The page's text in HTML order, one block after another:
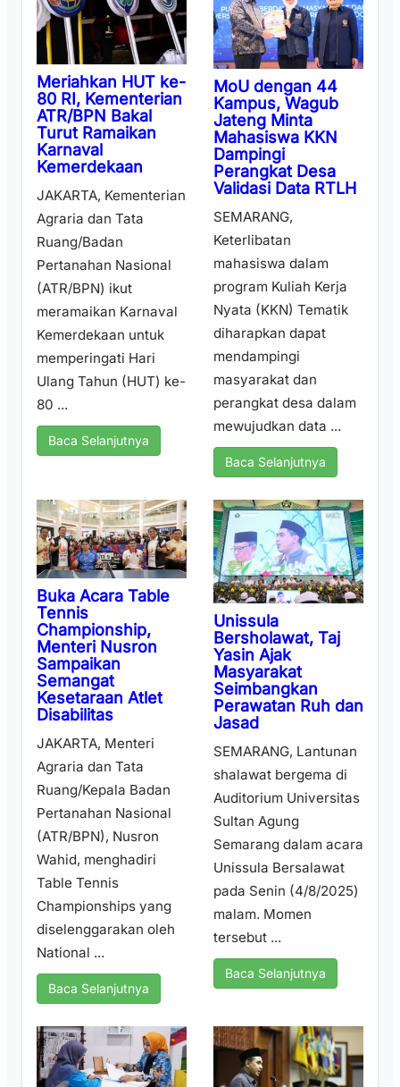
Meriahkan HUT ke-
80 RI, Kementerian
ATR/BPN Bakal
Turut Ramaikan
Karnaval
Kemerdekaan
JAKARTA, Kementerian
Agraria dan Tata
Ruang/Badan
Pertanahan Nasional
(ATR/BPN) ikut
meramaikan Karnaval
Kemerdekaan untuk
memperingati Hari
Ulang Tahun (HUT) ke-
80 ...
Baca Selanjutnya
MoU dengan 44
Kampus, Wagub
Jateng Minta
Mahasiswa KKN
Dampingi
Perangkat Desa
Validasi Data RTLH
SEMARANG,
Keterlibatan
mahasiswa dalam
program Kuliah Kerja
Nyata (KKN) Tematik
diharapkan dapat
mendampingi
masyarakat dan
perangkat desa dalam
mewujudkan data ...
Baca Selanjutnya
Buka Acara Table
Tennis
Championship,
Menteri Nusron
Sampaikan
Semangat
Kesetaraan Atlet
Disabilitas
JAKARTA, Menteri
Agraria dan Tata
Ruang/Kepala Badan
Pertanahan Nasional
(ATR/BPN), Nusron
Wahid, menghadiri
Table Tennis
Championships yang
diselenggarakan oleh
National ...
Baca Selanjutnya
Unissula
Bersholawat, Taj
Yasin Ajak
Masyarakat
Seimbangkan
Perawatan Ruh dan
Jasad
SEMARANG, Lantunan
shalawat bergema di
Auditorium Universitas
Sultan Agung
Semarang dalam acara
Unissula Bersalawat
pada Senin (4/8/2025)
malam. Momen
tersebut ...
Baca Selanjutnya